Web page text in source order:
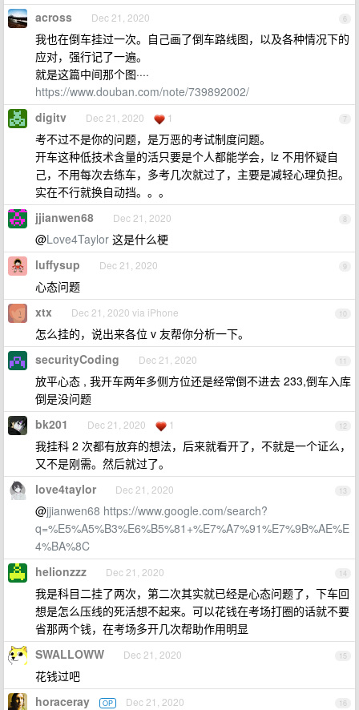
6
across Dec 21, 2020
我也在倒车挂过一次。自己画了倒车路线图，以及各种情况下的
应对，强行记了一遍。
就是这篇中间那个图····
https://www.douban.com/note/739892002/
7
digitv Dec 21, 2020 1
考不过不是你的问题，是万恶的考试制度问题。
开车这种低技术含量的活只要是个人都能学会，lz 不用怀疑自
己，不用每次去练车，多考几次就过了，主要是减轻心理负担。
实在不行就换自动挡。。。
8
jjianwen68 Dec 21, 2020
@Love4Taylor 这是什么梗
9
luffysup Dec 21, 2020
心态问题
10
xtx Dec 21, 2020 via iPhone
怎么挂的，说出来各位 v 友帮你分析一下。
11
securityCoding Dec 21, 2020
放平心态 , 我开车两年多侧方位还是经常倒不进去 233,倒车入库
倒是没问题
12
bk201 Dec 21, 2020 1
我挂科 2 次都有放弃的想法，后来就看开了，不就是一个证么，
又不是刚需。然后就过了。
13
love4taylor Dec 21, 2020
@jjianwen68 https://www.google.com/search?
q=%E5%A5%B3%E6%B5%81+%E7%A7%91%E7%9B%AE%E
4%BA%8C
14
helionzzz Dec 21, 2020
我是科目二挂了两次，第二次其实就已经是心态问题了，下车回
想是怎么压线的死活想不起来。可以花钱在考场打圈的话就不要
省那两个钱，在考场多开几次帮助作用明显
15
SWALLOWW Dec 21, 2020
花钱过吧
16
horaceray OP Dec 21, 2020